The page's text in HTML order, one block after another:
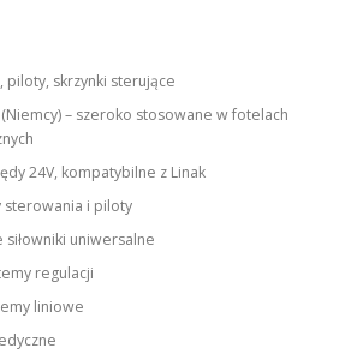
piloty, skrzynki sterujące
(Niemcy) – szeroko stosowane w fotelach
24V, kompatybilne z Linak
sterowania i piloty
siłowniki uniwersalne
regulacji
liniowe